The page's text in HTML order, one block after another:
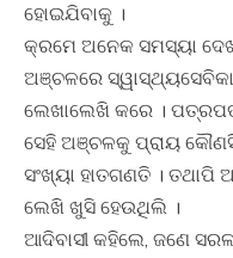
ହୋଇଯିବାକୁ ।
କ୍ରମେ ଅନେକ ସମସ୍ୟା
ଅଞ୍ଚଳରେ
ଲେଖାଲେଖି କରେ ।
ସେହି ଅଞ୍ଚଳକୁ ପ୍ରାୟ
ସଂଖ୍ୟା ହାତଗଣତି ।
ଲେଖି ଖୁସି ହେଉଥିଲି ।
ଆଦିବାସୀ କହିଲେ, ଜଣେ